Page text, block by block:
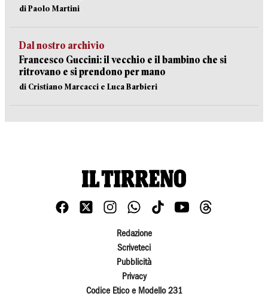
di Paolo Martini
Dal nostro archivio
Francesco Guccini: il vecchio e il bambino che si
ritrovano e si prendono per mano
di Cristiano Marcacci e Luca Barbieri
Redazione
Scriveteci
Pubblicità
Privacy
Codice Etico e Modello 231